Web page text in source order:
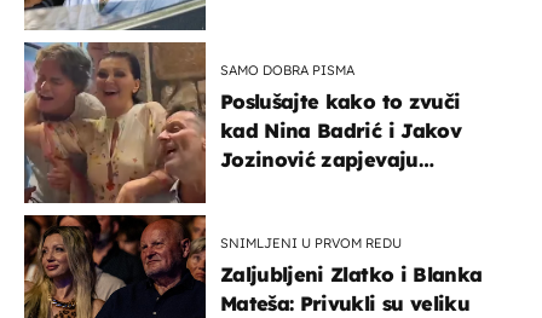
SAMO DOBRA PISMA
Poslušajte kako to zvuči
kad Nina Badrić i Jakov
Jozinović zapjevaju
SNIMLJENI U PRVOM REDU
Zaljubljeni Zlatko i Blanka
Mateša: Privukli su veliku